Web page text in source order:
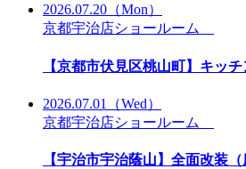
2026.07.20 （Mon）
京都宇治店ショールーム
【京都市伏見区桃山町】キッ
2026.07.01
（Wed）
京都宇治店ショールーム
【宇治市宇治蔭山】全面改装